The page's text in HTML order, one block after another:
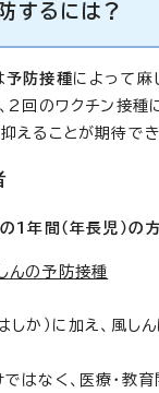
するには？
予防接種によって麻
2回のワクチン接種
えることが期待でき
1年間（年長児）の方
んの予防接種
か）に加え、風し
はなく、医療・教育